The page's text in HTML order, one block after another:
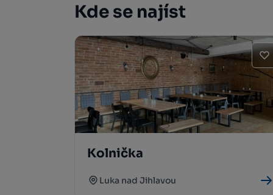
Kde se najíst
Kolnička
Luka nad Jihlavou